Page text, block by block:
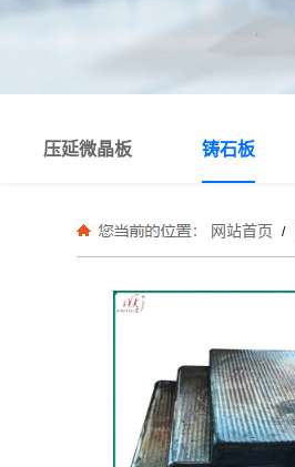
压延微晶板 铸石板
网站首页 /